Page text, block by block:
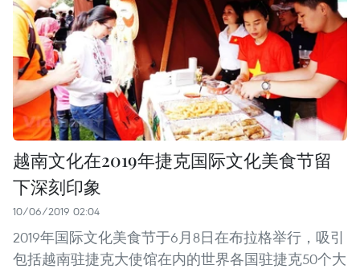
越南文化在2019年捷克国际文化美食节留
下深刻印象
10/06/2019 02:04
2019年国际文化美食节于6月8日在布拉格举行，吸引
包括越南驻捷克大使馆在内的世界各国驻捷克50个大